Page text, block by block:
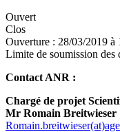
Ouvert
Clos
Ouverture : 28/03/2019 à
Limite de soumission des
Contact ANR :
Chargé de projet
Mr Romain Breitwieser